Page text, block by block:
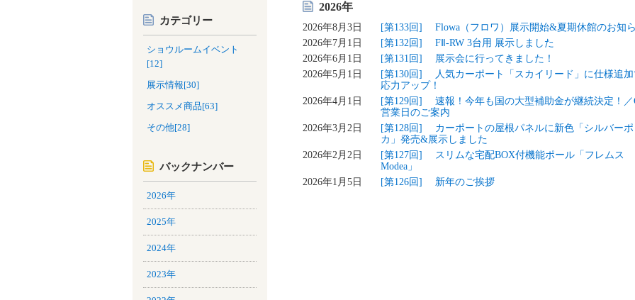
2026年
2026年8月3日
[第133回] Flowa（フロワ）展示開始&夏期休館のお知
2026年7月1日
[第132回] FⅡ-RW 3台用 展示しました
2026年6月1日
[第131回] 展示会に行ってきました！
2026年5月1日
[第130回] 人気カーポート「スカイリード」に仕様追加
応力アップ！
2026年4月1日
[第129回] 速報！今年も国の大型補助金が継続決定！／
営業日のご案内
2026年3月2日
[第128回] カーポートの屋根パネルに新色「シルバーポ
カ」発売&展示しました
2026年2月2日
[第127回] スリムな宅配BOX付機能ポール「フレムス
Modea」
2026年1月5日
[第126回] 新年のご挨拶
カテゴリー
ショウルームイベント
[12]
展示情報[30]
オススメ商品[63]
その他[28]
バックナンバー
2026年
2025年
2024年
2023年